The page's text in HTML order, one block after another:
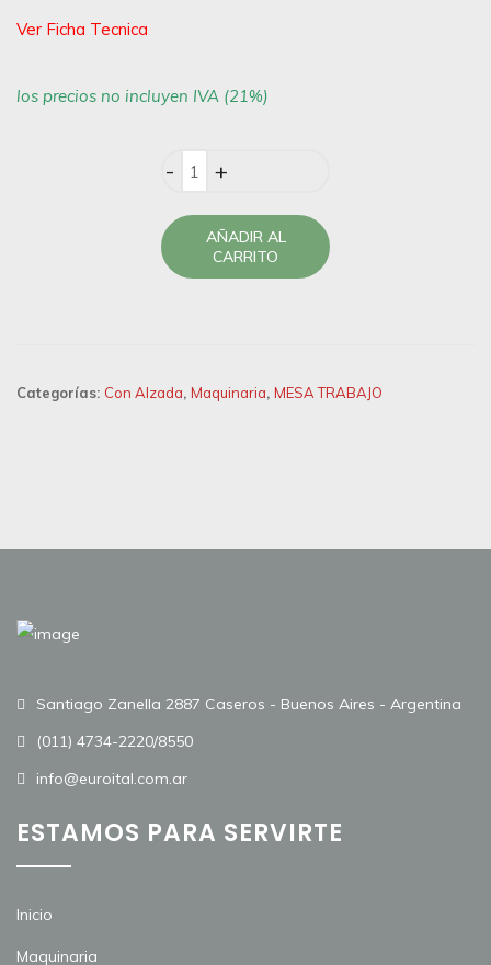
Ver Ficha Tecnica
los precios no incluyen IVA (21%)
Quantity
AÑADIR AL
CARRITO
Categorías: Con Alzada, Maquinaria, MESA TRABAJO
Santiago Zanella 2887 Caseros - Buenos Aires - Argentina
(011) 4734-2220/8550
info@euroital.com.ar
ESTAMOS PARA SERVIRTE
Inicio
Maquinaria